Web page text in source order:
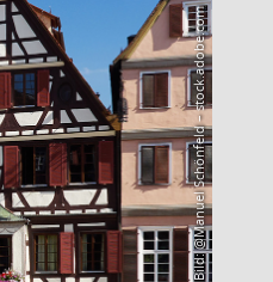
Bild: @Manuel Schönfeld – stock.adobe.com